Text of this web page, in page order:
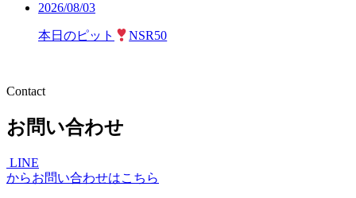
2026/08/03
本日のピット NSR50
Contact
お問い合わせ
LINE
からお問い合わせはこちら